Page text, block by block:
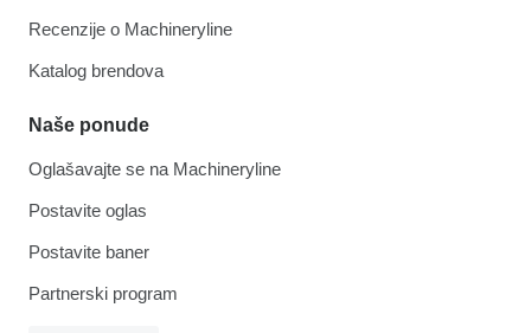
Recenzije o Machineryline
Katalog brendova
Naše ponude
Oglašavajte se na Machineryline
Postavite oglas
Postavite baner
Partnerski program